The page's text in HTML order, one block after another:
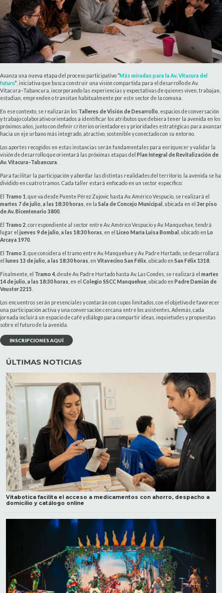
Avanza una nueva etapa del proceso participativo “Más miradas para la Av. Vitacura del
futuro” , iniciativa que busca construir una visión compartida para el desarrollo de Av.
Vitacura–Tabancura, incorporando las experiencias y expectativas de quienes viven, trabajan,
estudian, emprenden o transitan habitualmente por este sector de la comuna.
En ese contexto, se realizarán los Talleres de Visión de Desarrollo , espacios de conversación
y trabajo colaborativo orientados a identificar los atributos que debiera tener la avenida en los
próximos años, junto con definir criterios orientadores y prioridades estratégicas para avanzar
hacia un eje urbano más integrado, atractivo, sostenible y conectado con su entorno.
Los aportes recogidos en estas instancias serán fundamentales para enriquecer y validar la
visión de desarrollo que orientará las próximas etapas del Plan Integral de Revitalización de
Av. Vitacura–Tabancura
Para facilitar la participación y abordar las distintas realidades del territorio, la avenida se ha
dividido en cuatro tramos. Cada taller estará enfocado en un sector específico:
El Tramo 1 , que va desde Puente Pérez Zujovic hasta Av. Américo Vespucio, se realizará el
martes 7 de julio, a las 18:30 horas , en la Sala de Concejo Municipal , ubicada en el 3er piso
de Av. Bicentenario 3800
El Tramo 2 , correspondiente al sector entre Av. Américo Vespucio y Av. Manquehue, tendrá
lugar el jueves 9 de julio, a las 18:30 horas , en el Liceo María Luisa Bombal , ubicado en Lo
Arcaya 1970
El Tramo 3 , que considera el tramo entre Av. Manquehue y Av. Padre Hurtado, se desarrollará
el
lunes 13 de julio, a las 18:30 horas , en Vitavecino San Félix , ubicado en San Félix 1318
Finalmente, el Tramo 4 , desde Av. Padre Hurtado hasta Av. Las Condes, se realizará el martes
14 de julio, a las 18:30 horas , en el Colegio SSCC Manquehue , ubicado en Padre Damián de
Veuster 2215
Los encuentros serán presenciales y contarán con cupos limitados, con el objetivo de favorecer
una participación activa y una conversación cercana entre los asistentes. Además, cada
jornada incluirá un espacio de café y diálogo para compartir ideas, inquietudes y propuestas
sobre el futuro de la avenida.
INSCRIPCIONES AQUÍ
ÚLTIMAS NOTICIAS
Vitabotica facilita el acceso a medicamentos con ahorro, despacho a
domicilio y catálogo online